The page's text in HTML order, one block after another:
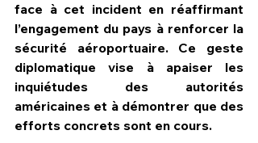
face à cet incident en réaffirmant
l’engagement du pays à renforcer la
sécurité aéroportuaire. Ce geste
diplomatique vise à apaiser les
inquiétudes des autorités
américaines et à démontrer que des
efforts concrets sont en cours.